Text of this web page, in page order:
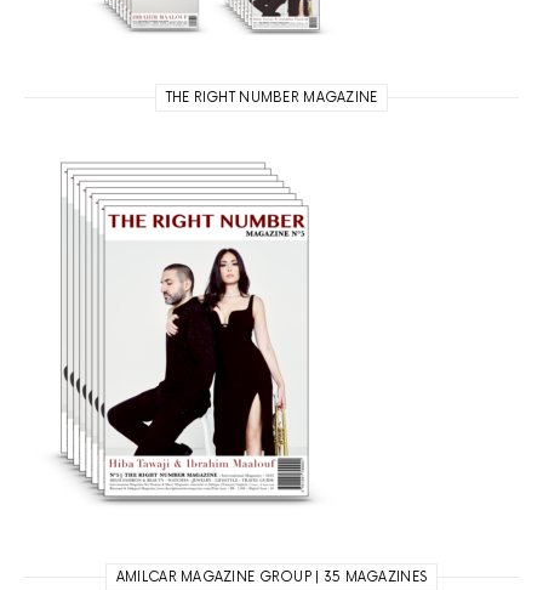
THE RIGHT NUMBER MAGAZINE
AMILCAR MAGAZINE GROUP | 35 MAGAZINES